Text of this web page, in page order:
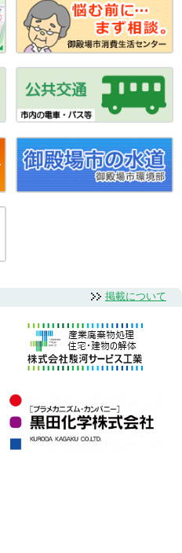
掲載について